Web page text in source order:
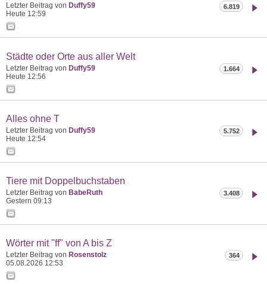
Letzter Beitrag von Duffy59
Heute 12:59
6.819
Städte oder Orte aus aller Welt
Letzter Beitrag von Duffy59
Heute 12:56
1.664
Alles ohne T
Letzter Beitrag von Duffy59
Heute 12:54
5.752
Tiere mit Doppelbuchstaben
Letzter Beitrag von BabeRuth
Gestern 09:13
3.408
Wörter mit "ff" von A bis Z
Letzter Beitrag von Rosenstolz
05.08.2026 12:53
364